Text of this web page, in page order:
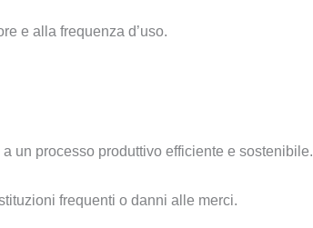
e alla frequenza d’uso.
a un processo produttivo efficiente e sostenibile.
frequenti o danni alle merci.